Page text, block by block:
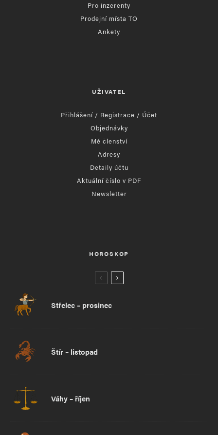
Pro inzerenty
Prodejní místa TO
Ankety
UŽIVATEL
Přihlášení / Registrace / Účet
Objednávky
Mé členství
Adresy
Detaily účtu
Aktuální číslo v PDF
Newsletter
HOROSKOP
Střelec – prosinec
Štír – listopad
Váhy – říjen